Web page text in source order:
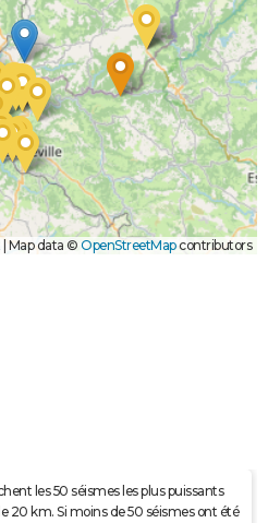
Map data © OpenStreetMapcontributors
les 50 séismes les plus puissants
20 km. Si moins de 50 séismes ont été